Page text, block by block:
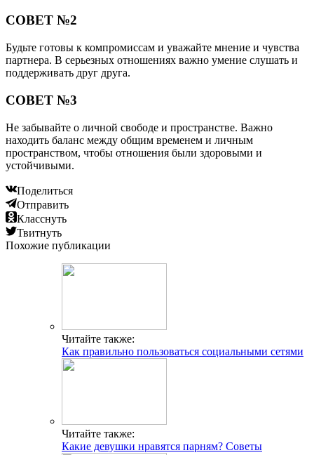
СОВЕТ №2
Будьте готовы к компромиссам и уважайте мнение и чувства
партнера. В серьезных отношениях важно умение слушать и
поддерживать друг друга.
СОВЕТ №3
Не забывайте о личной свободе и пространстве. Важно
находить баланс между общим временем и личным
пространством, чтобы отношения были здоровыми и
устойчивыми.
Поделиться
Отправить
Класснуть
Твитнуть
Похожие публикации
Читайте также:
Как правильно пользоваться социальными сетями
Читайте также:
Какие девушки нравятся парням? Советы